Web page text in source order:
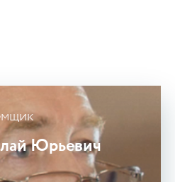
Юрьевич